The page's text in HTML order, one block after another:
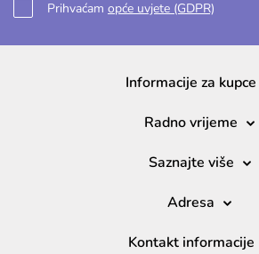
Prihvaćam opće uvjete (GDPR)
Informacije za kupce
Radno vrijeme
Saznajte više
Adresa
Kontakt informacije